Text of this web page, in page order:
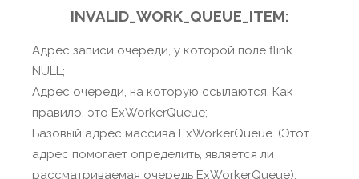
INVALID_WORK_QUEUE_ITEM:
Адрес записи очереди, у которой поле flink
NULL;
Адрес очереди, на которую ссылаются. Как
правило, это ExWorkerQueue;
Базовый адрес массива ExWorkerQueue. (Этот
адрес помогает определить, является ли
рассматриваемая очередь ExWorkerQueue);